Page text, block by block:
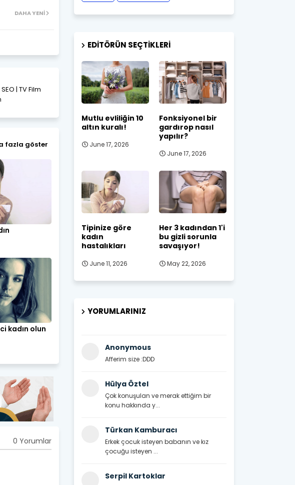
DAHA YENI
| TV Film
fazla göster
kadın olun
0 Yorumlar
EDITÖRÜN SEÇTIKLERI
Mutlu evliliğin 10
altın kuralı!
June 17, 2026
Fonksiyonel bir
gardırop nasıl
yapılır?
June 17, 2026
Tipinize göre
kadın
hastalıkları
June 11, 2026
Her 3 kadından 1'i
bu gizli sorunla
savaşıyor!
May 22, 2026
YORUMLARINIZ
Anonymous
Afferim size :DDD
Hülya Öztel
Çok konuşulan ve merak ettiğim bir
konu hakkında y...
Türkan Kamburacı
Erkek çocuk isteyen babanın ve kız
çocuğu isteyen ...
Serpil Kartoklar